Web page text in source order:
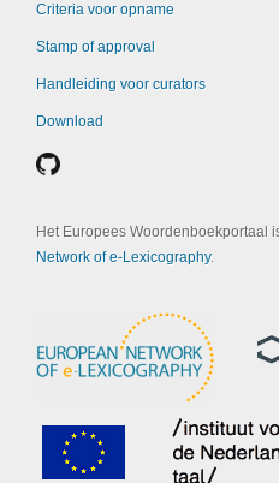
Criteria voor opname
Stamp of approval
Handleiding voor curators
Download
Het Europees Woordenboekportaal
Network of e-Lexicography.